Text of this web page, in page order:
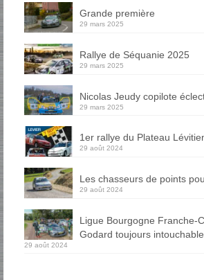
Grande première
29 mars 2025
Rallye de Séquanie 2025
29 mars 2025
Nicolas Jeudy copilote
29 mars 2025
1er rallye du Plateau
29 août 2024
Les chasseurs de points
29 août 2024
Ligue Bourgogne Franche-
Godard toujours intouchable
29 août 2024